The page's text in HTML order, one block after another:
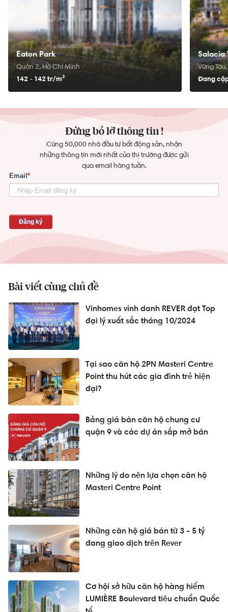
Bài viết cùng chủ đề
Vinhomes vinh danh REVER đạt Top
đại lý xuất sắc tháng 10/2024
Tại sao căn hộ 2PN Masteri Centre
Point thu hút các gia đình trẻ hiện
đại?
Bảng giá bán căn hộ chung cư
quận 9 và các dự án sắp mở bán
Những lý do nên lựa chọn căn hộ
Masteri Centre Point
Những căn hộ giá bán từ 3 - 5 tỷ
đang giao dịch trên Rever
Cơ hội sở hữu căn hộ hàng hiếm
LUMIÈRE Boulevard tiêu chuẩn Quốc
Eaton Park
Quận 2, Hồ Chí Minh
142 - 142 tr/m²
Salacia
Vũng
Đang
Đừng bỏ lỡ thông tin !
Cùng 50,000 nhà đầu tư bất động sản, nhận
những thông tin mới nhất của thị trường được gửi
qua email hàng tuần.